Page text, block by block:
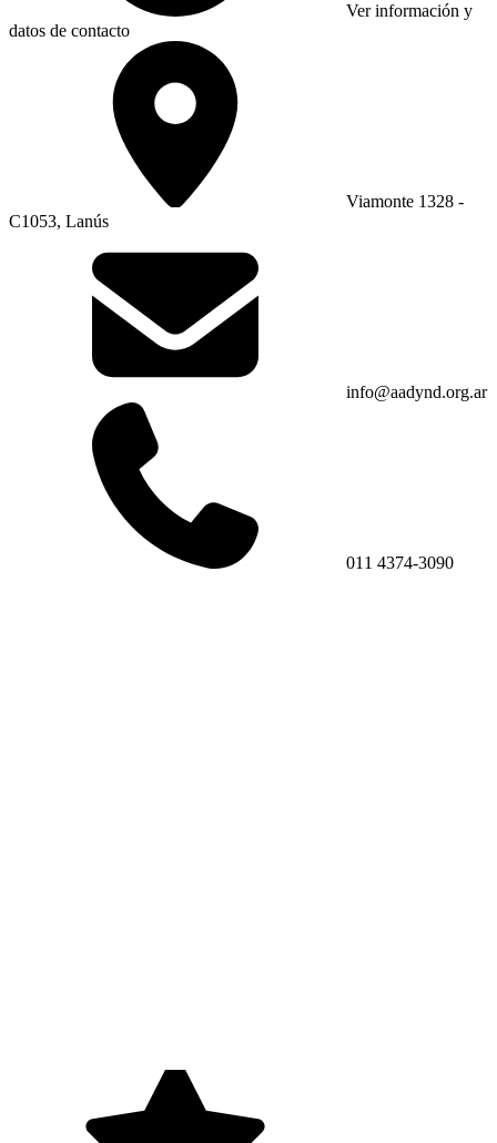
Ver información y
datos de contacto
Viamonte 1328 -
C1053, Lanús
info@aadynd.org.ar
011 4374-3090